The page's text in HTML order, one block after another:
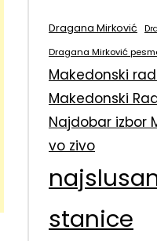
Dragana Mirković
Dragana Mirković
Makedonski
Makedonski
Najdobar izbor
vo zivo
stanice